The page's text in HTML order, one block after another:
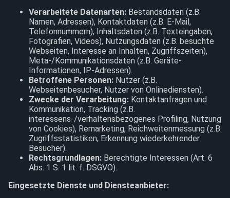
Verarbeitete Datenarten: Bestandsdaten (z.B.
Namen, Adressen), Kontaktdaten (z.B. E-Mail,
Telefonnummern), Inhaltsdaten (z.B. Texteingaben,
Fotografien, Videos), Nutzungsdaten (z.B. besuchte
Webseiten, Interesse an Inhalten, Zugriffszeiten),
Meta-/Kommunikationsdaten (z.B. Geräte-
Informationen, IP-Adressen).
Betroffene Personen: Nutzer (z.B.
Webseitenbesucher, Nutzer von Onlinediensten).
Zwecke der Verarbeitung: Kontaktanfragen und
Kommunikation, Tracking (z.B.
interessens-/verhaltensbezogenes Profiling, Nutzung
von Cookies), Remarketing, Reichweitenmessung (z.B.
Zugriffsstatistiken, Erkennung wiederkehrender
Besucher).
Rechtsgrundlagen: Berechtigte Interessen (Art. 6
Abs. 1 S. 1 lit. f. DSGVO).
Eingesetzte Dienste und Diensteanbieter: